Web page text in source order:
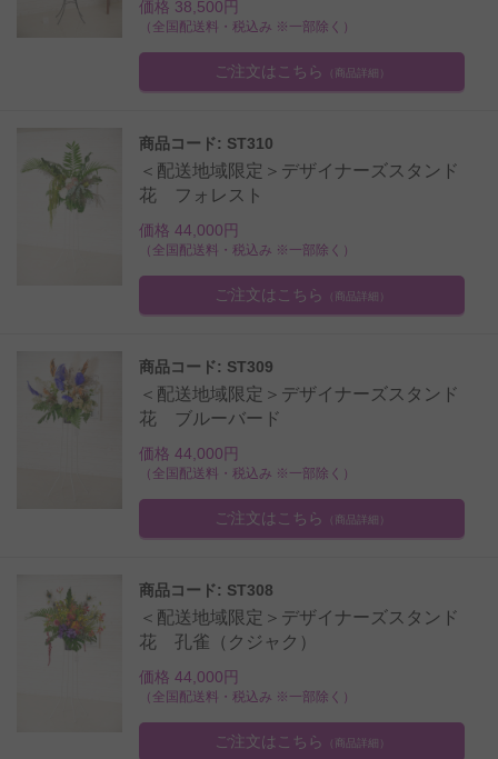
価格 38,500円
（全国配送料・税込み ※一部除く）
ご注文はこちら （商品詳細）
商品コード: ST310
＜配送地域限定＞デザイナーズスタンド
花 フォレスト
価格 44,000円
（全国配送料・税込み ※一部除く）
ご注文はこちら （商品詳細）
商品コード: ST309
＜配送地域限定＞デザイナーズスタンド
花 ブルーバード
価格 44,000円
（全国配送料・税込み ※一部除く）
ご注文はこちら （商品詳細）
商品コード: ST308
＜配送地域限定＞デザイナーズスタンド
花 孔雀（クジャク）
価格 44,000円
（全国配送料・税込み ※一部除く）
ご注文はこちら （商品詳細）